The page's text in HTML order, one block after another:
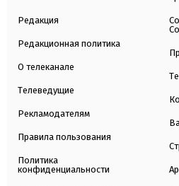
Редакция
Редакционная политика
О телеканале
Телеведущие
Рекламодателям
Правила пользования
Политика
конфиденциальности